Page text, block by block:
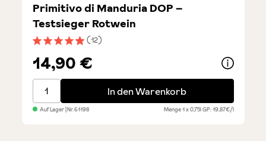
Durchschnittliche Bewertung von 4.9 von 5 Sternen
(12)
Primitivo di Manduria DOP –
Testsieger Rotwein
14,90 €
Primitivo di Manduria DOP – Testsieger Rotwein
In den Warenkorb
Auf Lager| Nr.61198 Menge1 x 0,75lGP: 19,87€/l